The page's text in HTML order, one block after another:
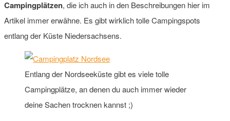
Campingplätzen, die ich auch in den Beschreibungen hier im
Artikel immer erwähne. Es gibt wirklich tolle Campingspots
entlang der Küste Niedersachsens.
Entlang der Nordseeküste gibt es viele tolle
Campingplätze, an denen du auch immer wieder
deine Sachen trocknen kannst ;)